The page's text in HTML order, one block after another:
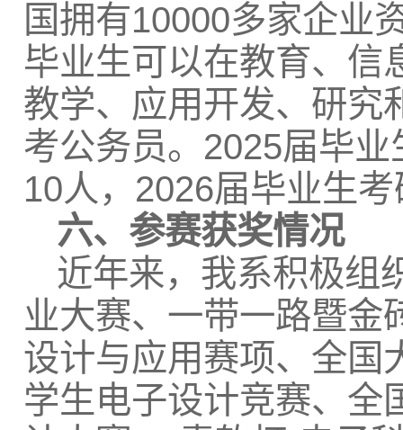
国拥有10000多家企业
毕业生可以在教育、信
教学、应用开发、研究
考公务员。2025届毕
10人，2026届毕业生
六、参赛获奖情况
近年来，我系积极组
业大赛、一带一路暨金
设计与应用赛项、全国
学生电子设计竞赛、全